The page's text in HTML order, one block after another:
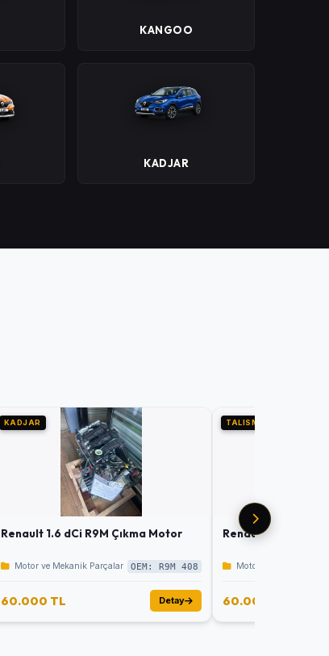
KANGOO
KADJAR
KADJAR
Renault 1.6 dCi R9M Çıkma Motor
Motor ve Mekanik Parçalar OEM: R9M 408
60.000 TL Detay
TALISMAN
Renault 1.6 dCi
Motor ve Mekanik
60.000 TL